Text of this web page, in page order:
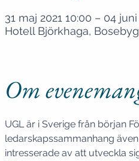
31 maj 2021 10:00 – 04 juni
Hotell Björkhaga,
Om
UGL är i Sverige från början
ledarskapssammanhang
intresserade av att utveckla